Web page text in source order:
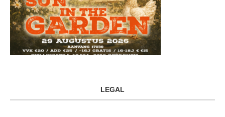
LEGAL